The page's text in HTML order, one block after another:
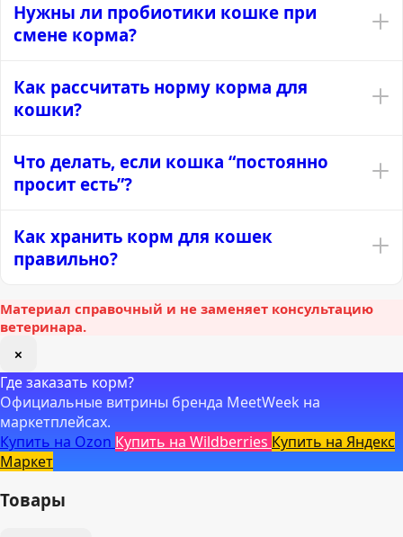
Нужны ли пробиотики кошке при
смене корма?
Как рассчитать норму корма для
кошки?
Что делать, если кошка “постоянно
просит есть”?
Как хранить корм для кошек
правильно?
Материал справочный и не заменяет консультацию
ветеринара.
×
Где заказать корм?
Официальные витрины бренда MeetWeek на
маркетплейсах.
Купить на Ozon Купить на Wildberries Купить на Яндекс
Маркет
Товары